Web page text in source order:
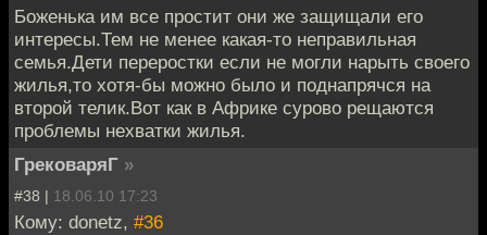
Боженька им все простит они же защищали его
интересы.Тем не менее какая-то неправильная
семья.Дети переростки если не могли нарыть своего
жилья,то хотя-бы можно было и поднапрячся на
второй телик.Вот как в Африке сурово рещаются
проблемы нехватки жилья.
ГрековаряГ »
#38 | 18.06.10 17:23
Кому: donetz, #36